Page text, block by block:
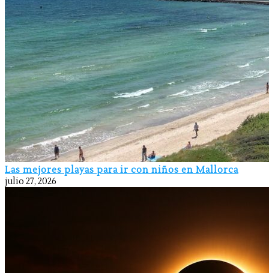
Las mejores playas para ir con niños en Mallorca
julio 27, 2026